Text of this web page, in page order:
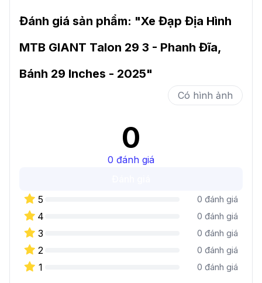
Đánh giá sản phẩm: "Xe Đạp Địa Hình
MTB GIANT Talon 29 3 - Phanh Đĩa,
Bánh 29 Inches - 2025"
Có hình ảnh
0
0 đánh giá
5
0 đánh giá
4 0 đánh giá
3 0 đánh giá
2 0 đánh giá
1 0 đánh giá